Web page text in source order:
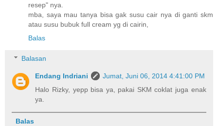
resep" nya.
mba, saya mau tanya bisa gak susu cair nya di ganti skm
atau susu bubuk full cream yg di cairin,
Balas
Balasan
Endang Indriani
Jumat, Juni 06, 2014 4:41:00 PM
Halo Rizky, yepp bisa ya, pakai SKM coklat juga enak
ya.
Balas